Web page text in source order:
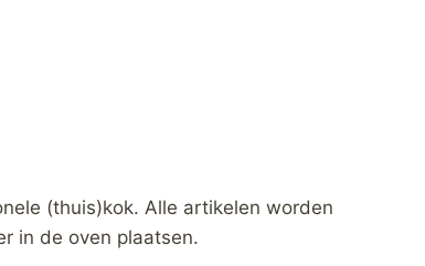
(thuis)kok. Alle artikelen worden
in de oven plaatsen.